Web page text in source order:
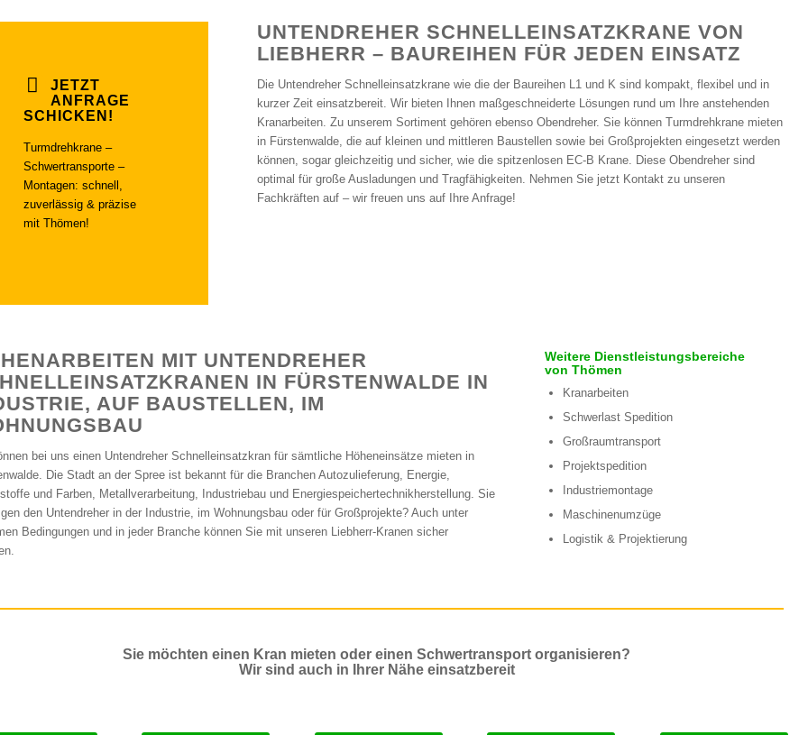
JETZT
ANFRAGE
SCHICKEN!
Turmdrehkrane –
Schwertransporte –
Montagen: schnell,
zuverlässig & präzise
mit Thömen!
UNTENDREHER SCHNELLEINSATZKRANE VON
LIEBHERR – BAUREIHEN FÜR JEDEN EINSATZ
Die Untendreher Schnelleinsatzkrane wie die der Baureihen L1 und K sind kompakt, flexibel und in
kurzer Zeit einsatzbereit. Wir bieten Ihnen maßgeschneiderte Lösungen rund um Ihre anstehenden
Kranarbeiten. Zu unserem Sortiment gehören ebenso Obendreher. Sie können Turmdrehkrane mieten
in Fürstenwalde, die auf kleinen und mittleren Baustellen sowie bei Großprojekten eingesetzt werden
können, sogar gleichzeitig und sicher, wie die spitzenlosen EC-B Krane. Diese Obendreher sind
optimal für große Ausladungen und Tragfähigkeiten. Nehmen Sie jetzt Kontakt zu unseren
Fachkräften auf – wir freuen uns auf Ihre Anfrage!
MIT UNTENDREHER
IN FÜRSTENWALDE IN
AUF BAUSTELLEN, IM
bei uns einen Untendreher Schnelleinsatzkran für sämtliche Höheneinsätze mieten in
Die Stadt an der Spree ist bekannt für die Branchen Autozulieferung, Energie,
und Farben, Metallverarbeitung, Industriebau und Energiespeichertechnikherstellung. Sie
den Untendreher in der Industrie, im Wohnungsbau oder für Großprojekte? Auch unter
Bedingungen und in jeder Branche können Sie mit unseren Liebherr-Kranen sicher
Weitere Dienstleistungsbereiche
von Thömen
Kranarbeiten
Schwerlast Spedition
Großraumtransport
Projektspedition
Industriemontage
Maschinenumzüge
Logistik & Projektierung
Sie möchten einen Kran mieten oder einen Schwertransport organisieren?
Wir sind auch in Ihrer Nähe einsatzbereit